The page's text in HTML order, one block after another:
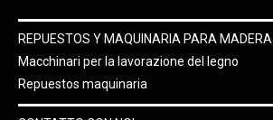
REPUESTOS Y MAQUINARIA PARA MADERA
Macchinari per la lavorazione del legno
Repuestos maquinaria